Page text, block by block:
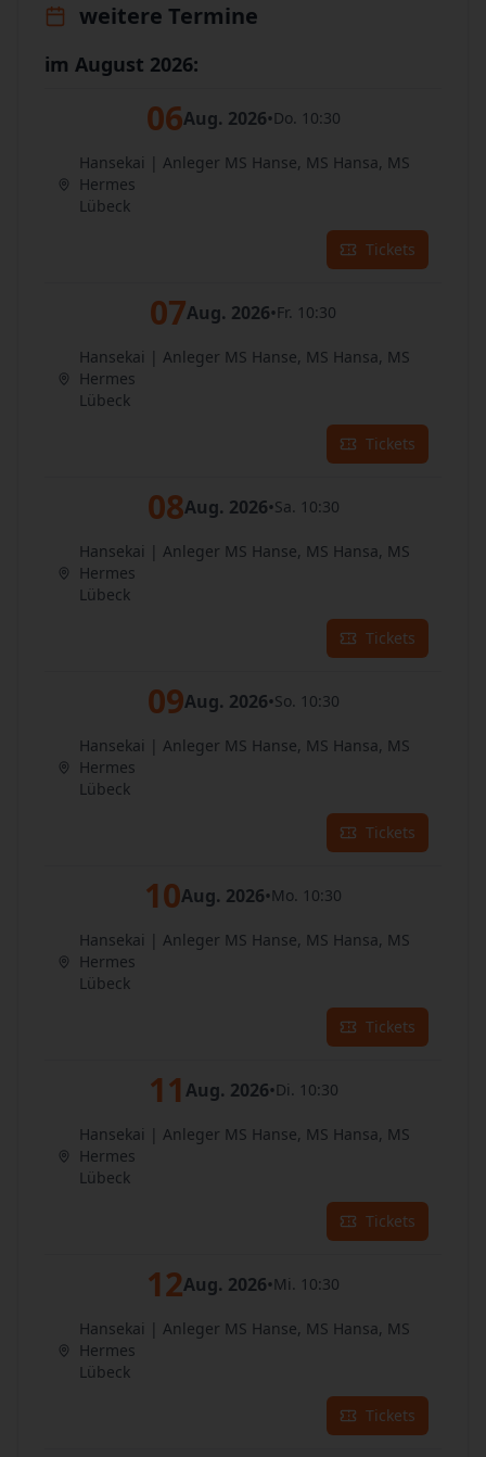
weitere Termine
im August 2026:
06Aug. 2026•Do. 10:30
Hansekai | Anleger MS Hanse, MS Hansa, MS
Hermes
Lübeck
Tickets
07Aug. 2026•Fr. 10:30
Hansekai | Anleger MS Hanse, MS Hansa, MS
Hermes
Lübeck
Tickets
08Aug. 2026•Sa. 10:30
Hansekai | Anleger MS Hanse, MS Hansa, MS
Hermes
Lübeck
Tickets
09Aug. 2026•So. 10:30
Hansekai | Anleger MS Hanse, MS Hansa, MS
Hermes
Lübeck
Tickets
10Aug. 2026•Mo. 10:30
Hansekai | Anleger MS Hanse, MS Hansa, MS
Hermes
Lübeck
Tickets
11 Aug. 2026•Di. 10:30
Hansekai | Anleger MS Hanse, MS Hansa, MS
Hermes
Lübeck
Tickets
12Aug. 2026•Mi. 10:30
Hansekai | Anleger MS Hanse, MS Hansa, MS
Hermes
Lübeck
Tickets